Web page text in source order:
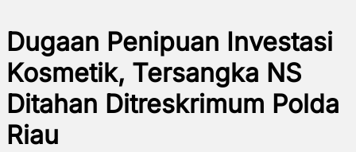
Dugaan Penipuan Investasi
Kosmetik, Tersangka NS
Ditahan Ditreskrimum Polda
Riau